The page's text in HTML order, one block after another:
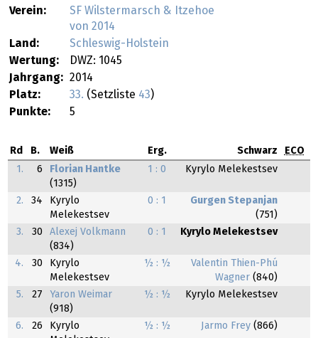
Verein:
SF Wilstermarsch & Itzehoe
von 2014
Land:
Schleswig-Holstein
Wertung:
DWZ: 1045
Jahrgang: 2014
Platz:
33. (Setzliste 43)
Punkte:
5
Rd B. Weiß Erg. Schwarz
ECO
1.
6
Florian Hantke
(1315)
1 : 0 Kyrylo Melekestsev
2. 34
Kyrylo
Melekestsev
0 : 1
Gurgen Stepanjan
(751)
3.
30
Alexej Volkmann
(834)
0 : 1 Kyrylo Melekestsev
4. 30
Kyrylo
Melekestsev
½ : ½
Valentin Thien-Phú
Wagner (840)
5.
27
Yaron Weimar
(918)
½ : ½ Kyrylo Melekestsev
6. 26
Kyrylo
½ : ½ Jarmo Frey (866)